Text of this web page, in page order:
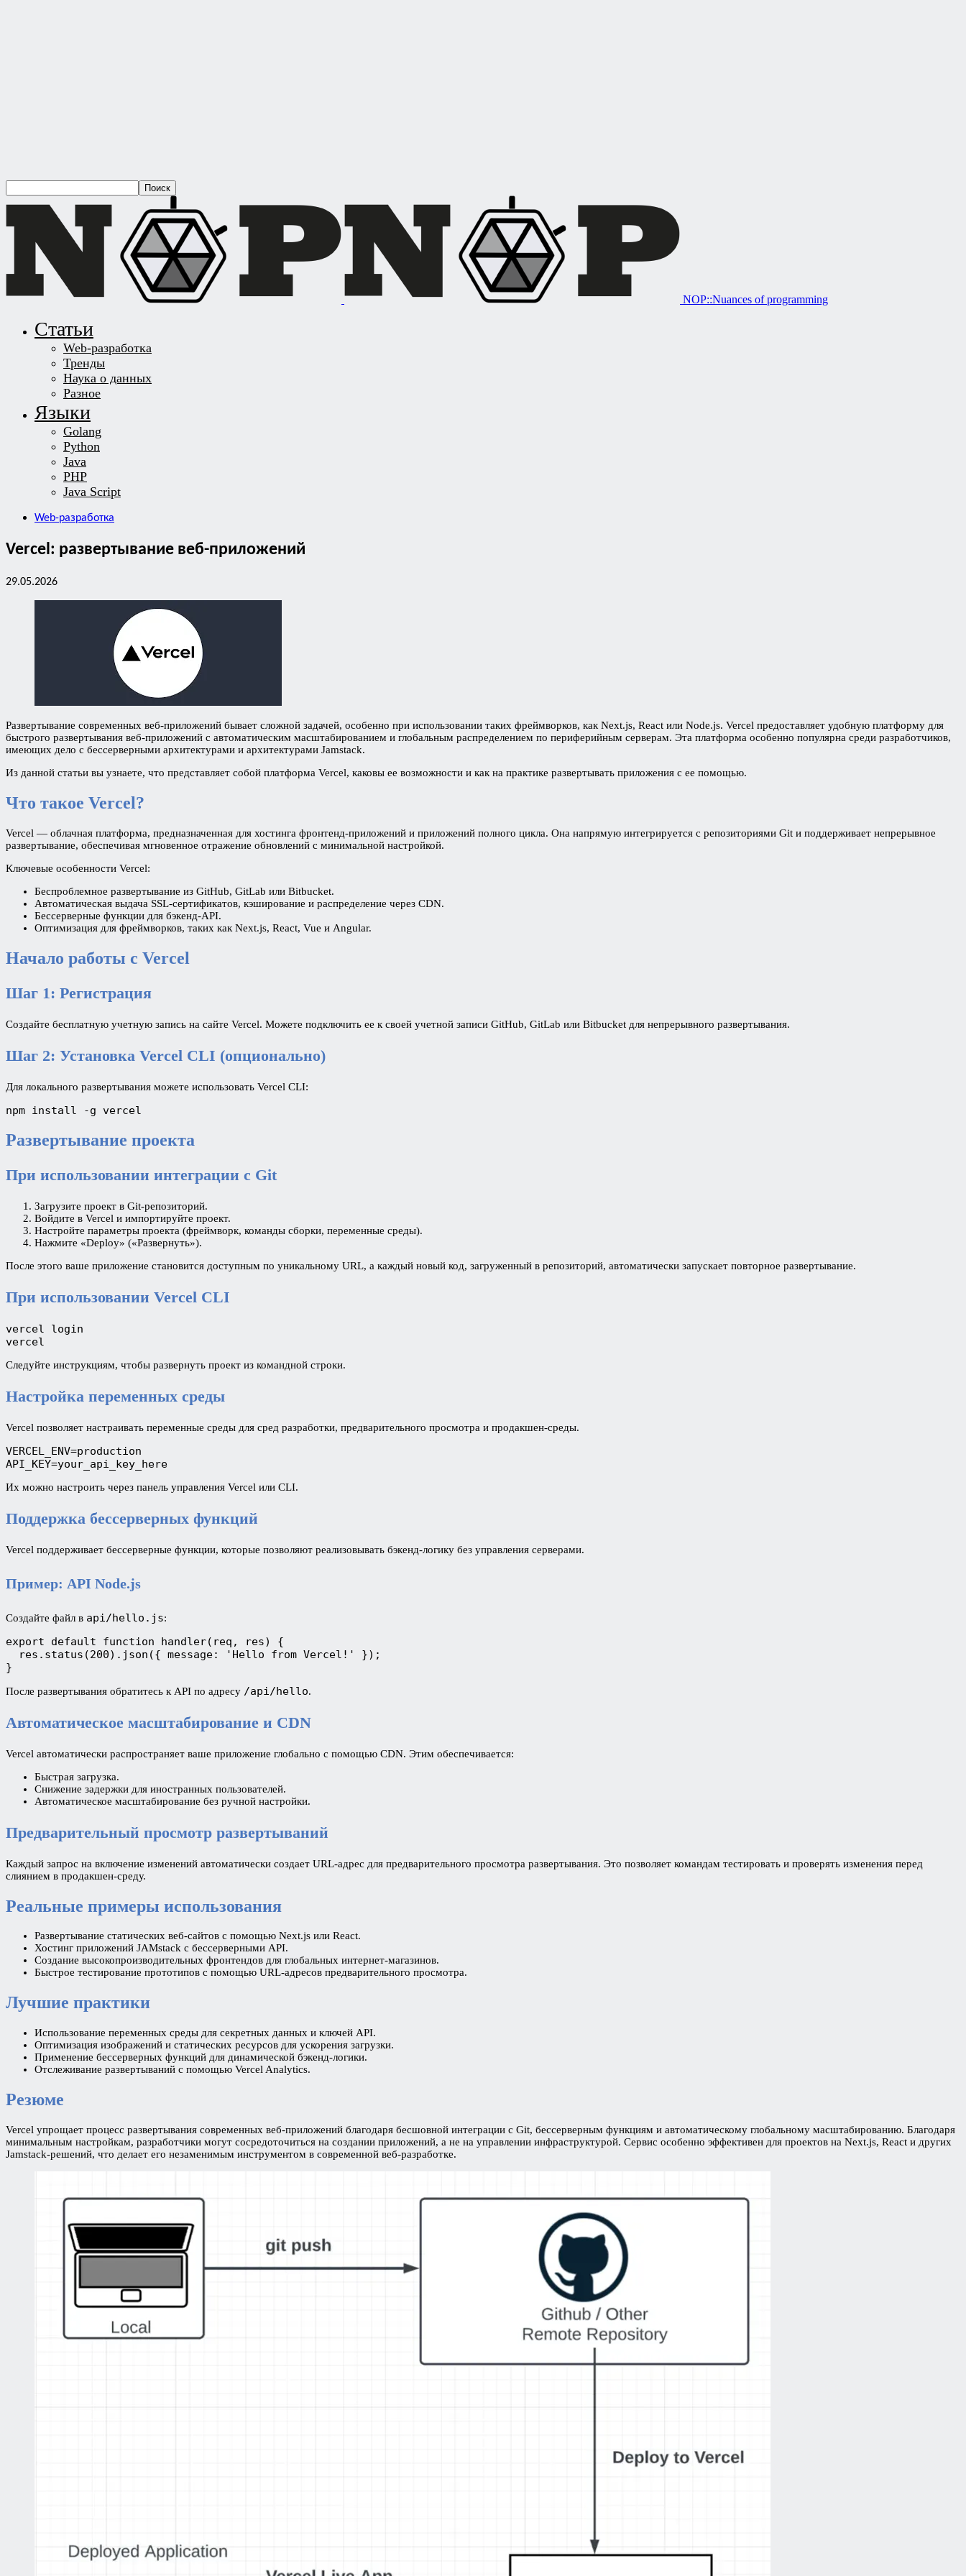
NOP::Nuances of programming
Статьи
Web-разработка
Тренды
Наука о данных
Разное
Языки
Golang
Python
Java
PHP
Java Script
Web-разработка
Vercel: развертывание веб-приложений
29.05.2026
Развертывание современных веб-приложений бывает сложной задачей, особенно при использовании таких фреймворков, как Next.js, React или Node.js. Vercel предоставляет удобную платформу для
быстрого развертывания веб-приложений с автоматическим масштабированием и глобальным распределением по периферийным серверам. Эта платформа особенно популярна среди разработчиков,
имеющих дело с бессерверными архитектурами и архитектурами Jamstack.
Из данной статьи вы узнаете, что представляет собой платформа Vercel, каковы ее возможности и как на практике развертывать приложения с ее помощью.
Что такое Vercel?
Vercel — облачная платформа, предназначенная для хостинга фронтенд-приложений и приложений полного цикла. Она напрямую интегрируется с репозиториями Git и поддерживает непрерывное
развертывание, обеспечивая мгновенное отражение обновлений с минимальной настройкой.
Ключевые особенности Vercel:
Беспроблемное развертывание из GitHub, GitLab или Bitbucket.
Автоматическая выдача SSL-сертификатов, кэширование и распределение через CDN.
Бессерверные функции для бэкенд-API.
Оптимизация для фреймворков, таких как Next.js, React, Vue и Angular.
Начало работы с Vercel
Шаг 1: Регистрация
Создайте бесплатную учетную запись на сайте Vercel. Можете подключить ее к своей учетной записи GitHub, GitLab или Bitbucket для непрерывного развертывания.
Шаг 2: Установка Vercel CLI (опционально)
Для локального развертывания можете использовать Vercel CLI:
npm install -g vercel
Развертывание проекта
При использовании интеграции с Git
Загрузите проект в Git-репозиторий.
Войдите в Vercel и импортируйте проект.
Настройте параметры проекта (фреймворк, команды сборки, переменные среды).
Нажмите «Deploy» («Развернуть»).
После этого ваше приложение становится доступным по уникальному URL, а каждый новый код, загруженный в репозиторий, автоматически запускает повторное развертывание.
При использовании Vercel CLI
vercel login
vercel
Следуйте инструкциям, чтобы развернуть проект из командной строки.
Настройка переменных среды
Vercel позволяет настраивать переменные среды для сред разработки, предварительного просмотра и продакшен-среды.
VERCEL_ENV=production
API_KEY=your_api_key_here
Их можно настроить через панель управления Vercel или CLI.
Поддержка бессерверных функций
Vercel поддерживает бессерверные функции, которые позволяют реализовывать бэкенд-логику без управления серверами.
Пример: API Node.js
Создайте файл в api/hello.js:
export default function handler(req, res) {
  res.status(200).json({ message: 'Hello from Vercel!' });
}
После развертывания обратитесь к API по адресу /api/hello.
Автоматическое масштабирование и CDN
Vercel автоматически распространяет ваше приложение глобально с помощью CDN. Этим обеспечивается:
Быстрая загрузка.
Снижение задержки для иностранных пользователей.
Автоматическое масштабирование без ручной настройки.
Предварительный просмотр развертываний
Каждый запрос на включение изменений автоматически создает URL-адрес для предварительного просмотра развертывания. Это позволяет командам тестировать и проверять изменения перед
слиянием в продакшен-среду.
Реальные примеры использования
Развертывание статических веб-сайтов с помощью Next.js или React.
Хостинг приложений JAMstack с бессерверными API.
Создание высокопроизводительных фронтендов для глобальных интернет-магазинов.
Быстрое тестирование прототипов с помощью URL-адресов предварительного просмотра.
Лучшие практики
Использование переменных среды для секретных данных и ключей API.
Оптимизация изображений и статических ресурсов для ускорения загрузки.
Применение бессерверных функций для динамической бэкенд-логики.
Отслеживание развертываний с помощью Vercel Analytics.
Резюме
Vercel упрощает процесс развертывания современных веб-приложений благодаря бесшовной интеграции с Git, бессерверным функциям и автоматическому глобальному масштабированию. Благодаря
минимальным настройкам, разработчики могут сосредоточиться на создании приложений, а не на управлении инфраструктурой. Сервис особенно эффективен для проектов на Next.js, React и других
Jamstack-решений, что делает его незаменимым инструментом в современной веб-разработке.